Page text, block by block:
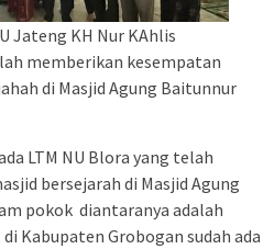
Jateng KH Nur KAhlis
memberikan kesempatan
di Masjid Agung Baitunnur
LTM NU Blora yang telah
bersejarah di Masjid Agung
pokok diantaranya adalah
Kabupaten Grobogan sudah ada